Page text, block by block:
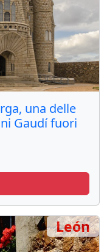
una delle
Gaudí fuori
León